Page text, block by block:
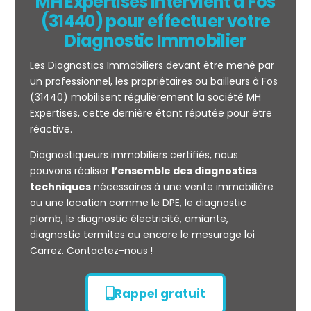
Mesurage
CARREZ
(31440) pour effectuer votre
Diagnostic Immobilier
Les Diagnostics Immobiliers devant être mené par
un professionnel, les propriétaires ou bailleurs à Fos
(31440) mobilisent régulièrement la société MH
Expertises, cette dernière étant réputée pour être
réactive.
Diagnostiqueurs immobiliers certifiés, nous
pouvons réaliser l’ensemble des diagnostics
techniquesnécessaires à une vente immobilière
ou une location comme le DPE, le diagnostic
plomb, le diagnostic électricité, amiante,
diagnostic termites ou encore le mesurage loi
Carrez. Contactez-nous !
Rappel gratuit